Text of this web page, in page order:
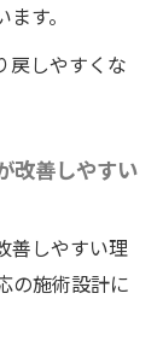
す。
戻しやすくな
改善しやすい
善しやすい理
の施術設計に